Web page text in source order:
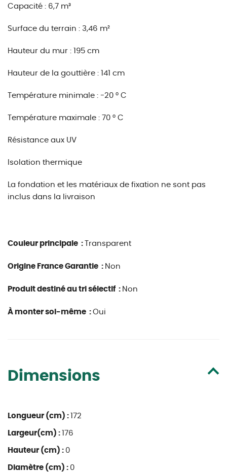
Capacité : 6,7 m³
Surface du terrain : 3,46 m²
Hauteur du mur : 195 cm
Hauteur de la gouttière : 141 cm
Température minimale : -20 ° C
Température maximale : 70 ° C
Résistance aux UV
Isolation thermique
La fondation et les matériaux de fixation ne sont pas
inclus dans la livraison
Couleur principale : Transparent
Origine France Garantie : Non
Produit destiné au tri sélectif : Non
À monter soi-même : Oui
Dimensions
Longueur (cm) : 172
Largeur(cm) : 176
Hauteur (cm) : 0
Diamètre (cm) : 0